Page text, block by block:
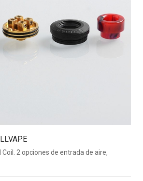
Coil. 2 opciones de entrada de aire,